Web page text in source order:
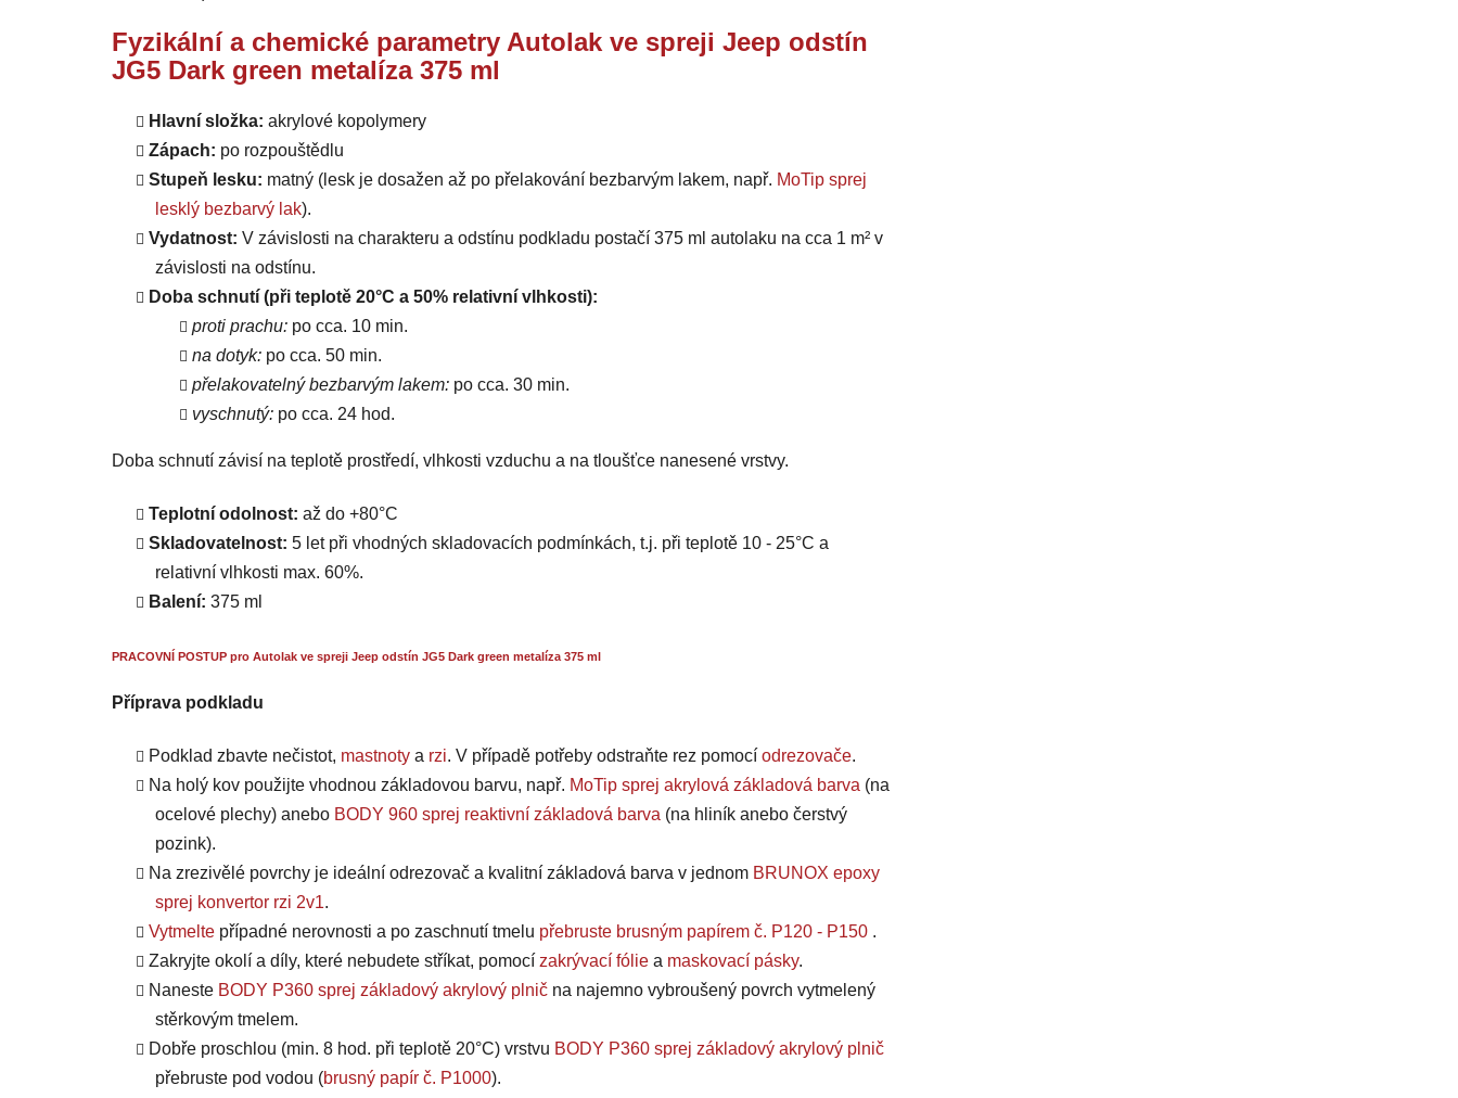
Fyzikální a chemické parametry Autolak ve spreji Jeep odstín
JG5 Dark green metalíza 375 ml
Hlavní složka: akrylové kopolymery
Zápach: po rozpouštědlu
Stupeň lesku: matný (lesk je dosažen až po přelakování bezbarvým lakem, např. MoTip sprej
lesklý bezbarvý lak).
Vydatnost: V závislosti na charakteru a odstínu podkladu postačí 375 ml autolaku na cca 1 m² v
závislosti na odstínu.
Doba schnutí (při teplotě 20°C a 50% relativní vlhkosti):
proti prachu: po cca. 10 min.
na dotyk: po cca. 50 min.
přelakovatelný bezbarvým lakem: po cca. 30 min.
vyschnutý: po cca. 24 hod.
Doba schnutí závisí na teplotě prostředí, vlhkosti vzduchu a na tloušťce nanesené vrstvy.
Teplotní odolnost: až do +80°C
Skladovatelnost: 5 let při vhodných skladovacích podmínkách, t.j. při teplotě 10 - 25°C a
relativní vlhkosti max. 60%.
Balení: 375 ml
PRACOVNÍ POSTUP pro Autolak ve spreji Jeep odstín JG5 Dark green metalíza 375 ml
Příprava podkladu
Podklad zbavte nečistot, mastnoty a rzi. V případě potřeby odstraňte rez pomocí odrezovače.
Na holý kov použijte vhodnou základovou barvu, např. MoTip sprej akrylová základová barva (na
ocelové plechy) anebo BODY 960 sprej reaktivní základová barva (na hliník anebo čerstvý
pozink).
Na zrezivělé povrchy je ideální odrezovač a kvalitní základová barva v jednom BRUNOX epoxy
sprej konvertor rzi 2v1.
Vytmelte případné nerovnosti a po zaschnutí tmelu přebruste brusným papírem č. P120 - P150 .
Zakryjte okolí a díly, které nebudete stříkat, pomocí zakrývací fólie a maskovací pásky.
Naneste BODY P360 sprej základový akrylový plnič na najemno vybroušený povrch vytmelený
stěrkovým tmelem.
Dobře proschlou (min. 8 hod. při teplotě 20°C) vrstvu BODY P360 sprej základový akrylový plnič
přebruste pod vodou (brusný papír č. P1000).